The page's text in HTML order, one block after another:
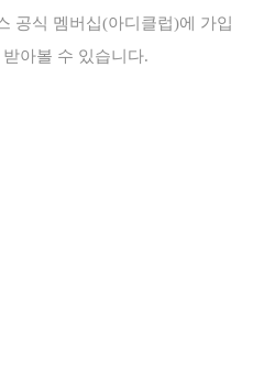
공식 멤버십(아디클럽)에 가입
아볼 수 있습니다.